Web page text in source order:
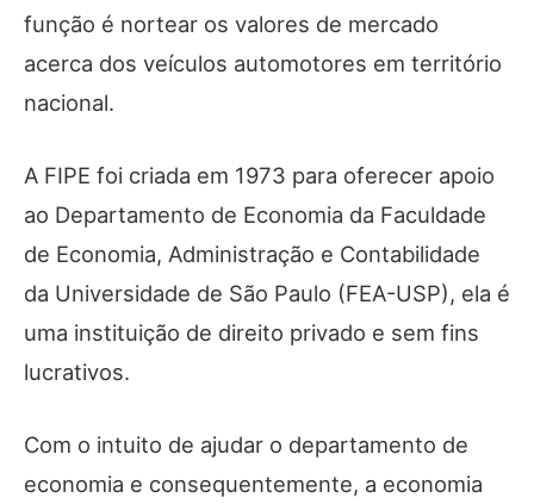
função é nortear os valores de mercado
acerca dos veículos automotores em território
nacional.
A FIPE foi criada em 1973 para oferecer apoio
ao Departamento de Economia da Faculdade
de Economia, Administração e Contabilidade
da Universidade de São Paulo (FEA-USP), ela é
uma instituição de direito privado e sem fins
lucrativos.
Com o intuito de ajudar o departamento de
economia e consequentemente, a economia